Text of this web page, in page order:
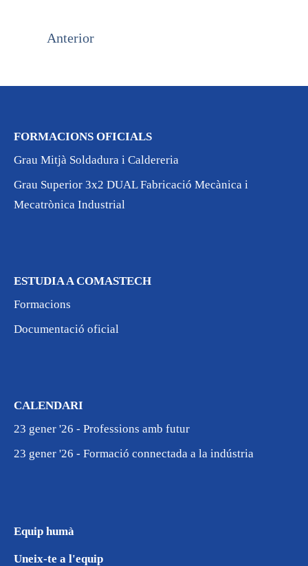
Anterior
FORMACIONS OFICIALS
Grau Mitjà Soldadura i Caldereria
Grau Superior 3x2 DUAL Fabricació Mecànica i
Mecatrònica Industrial
ESTUDIA A COMASTECH
Formacions
Documentació oficial
CALENDARI
23 gener '26 - Professions amb futur
23 gener '26 - Formació connectada a la indústria
Equip humà
Uneix-te a l'equip